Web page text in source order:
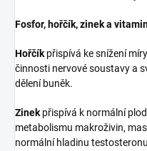
Fosfor, hořčík, zinek a
Hořčíkpřispívá ke snížení
činnosti nervové soustavy a
dělení buněk.
Zinekpřispívá k normální
metabolismu makroživin,
normální hladinu